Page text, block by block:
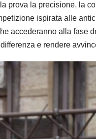
prova la precisione, la
ispirata alle
accederanno alla fase
e rendere